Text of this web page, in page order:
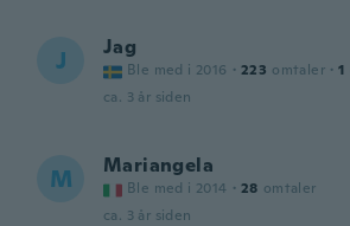
J Jag
Ble med i 2016 · 223 omtaler · 1
ca. 3 år siden
M Mariangela
Ble med i 2014 · 28 omtaler
ca. 3 år siden